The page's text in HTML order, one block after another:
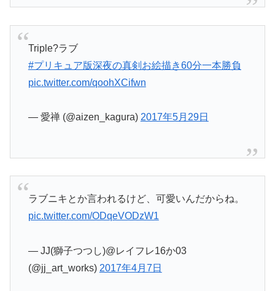
Triple?ラブ
#プリキュア版深夜の真剣お絵描き60分一本勝負
pic.twitter.com/qoohXCifwn
— 愛禅 (@aizen_kagura) 2017年5月29日
ラブニキとか言われるけど、可愛いんだからね。
pic.twitter.com/ODqeVODzW1
— JJ(獅子つつし)@レイフレ16か03
(@jj_art_works) 2017年4月7日